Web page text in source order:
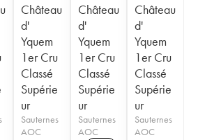
Château
d'
Yquem
1er Cru
Classé
Supérie
ur
Sauternes
AOC
Château
d'
Yquem
1er Cru
Classé
Supérie
ur
Sauternes
AOC
Château
d'
Yquem
1er Cru
Classé
Supérie
ur
Sauternes
AOC